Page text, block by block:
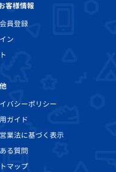
客様情報
員登録
ン
バシーポリシー
ガイド
業法に基づく表示
る質問
マップ